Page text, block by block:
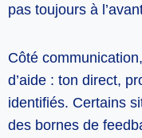
pas toujours à
Côté
d’aide : ton direct,
identifiés. Certains
des bornes de